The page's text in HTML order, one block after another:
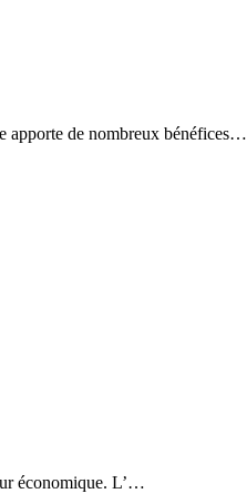
apporte de nombreux bénéfices…
économique. L’…